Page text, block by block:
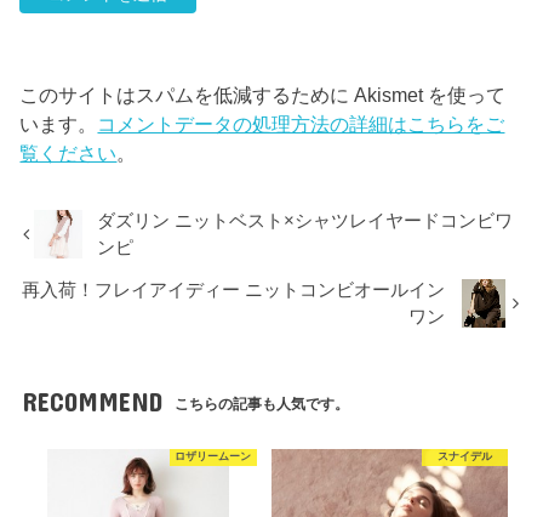
このサイトはスパムを低減するために Akismet を使って
います。 コメントデータの処理方法の詳細はこちらをご
覧ください。
ダズリン ニットベスト×シャツレイヤードコンビワ
ンピ
再入荷！フレイアイディー ニットコンビオールイン
ワン
RECOMMEND こちらの記事も人気です。
ロザリームーン スナイデル